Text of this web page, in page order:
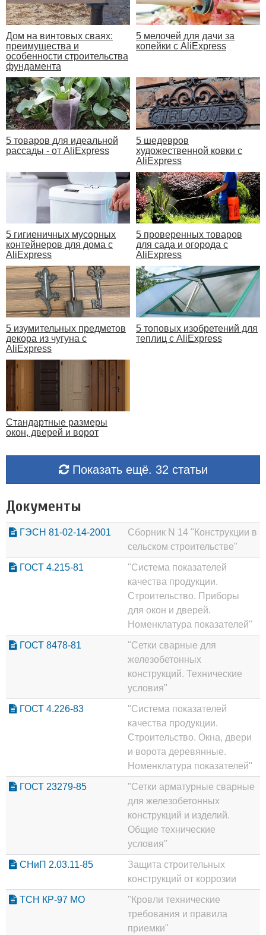
Дом на винтовых сваях:
преимущества и
особенности строительства
фундамента
5 мелочей для дачи за
копейки с AliExpress
5 товаров для идеальной
рассады - от AliExpress
5 шедевров
художественной ковки с
AliExpress
5 гигиеничных мусорных
контейнеров для дома с
AliExpress
5 проверенных товаров
для сада и огорода с
AliExpress
5 изумительных предметов
декора из чугуна с
AliExpress
5 топовых изобретений для
теплиц с AliExpress
Стандартные размеры
окон, дверей и ворот
Показать ещё. 32 статьи
Документы
ГЭСН 81-02-14-2001
Сборник N 14 "Конструкции в
сельском строительстве"
ГОСТ 4.215-81
"Система показателей
качества продукции.
Строительство. Приборы
для окон и дверей.
Номенклатура показателей"
ГОСТ 8478-81
"Сетки сварные для
железобетонных
конструкций. Технические
условия"
ГОСТ 4.226-83
"Система показателей
качества продукции.
Строительство. Окна, двери
и ворота деревянные.
Номенклатура показателей"
ГОСТ 23279-85
"Сетки арматурные сварные
для железобетонных
конструкций и изделий.
Общие технические
условия"
СНиП 2.03.11-85
Защита строительных
конструкций от коррозии
ТСН КР-97 МО
"Кровли технические
требования и правила
приемки"